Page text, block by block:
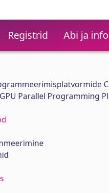
Registrid Abi ja info
Parallel Programming